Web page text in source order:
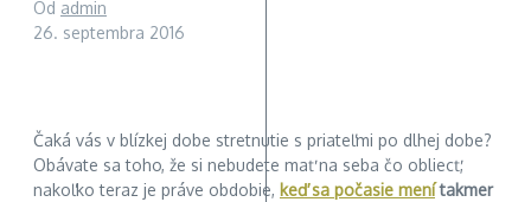
Od admin
26. septembra 2016
Čaká vás v blízkej dobe stretnutie s priateľmi po dlhej dobe?
Obávate sa toho, že si nebudete mať na seba čo obliecť,
nakoľko teraz je práve obdobie, keď sa počasie mení takmer